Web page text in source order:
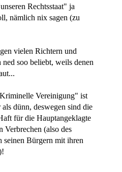
Rechtsstaat" ja
nämlich nix sagen (zu
vielen Richtern und
ned soo beliebt, weils denen
Vereinigung" ist
dünn, deswegen sind die
für die Hauptangeklagte
Verbrechen (also des
seinen Bürgern mit ihren